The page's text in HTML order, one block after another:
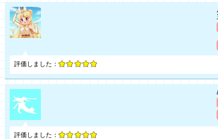
評価しました：
評価しました：